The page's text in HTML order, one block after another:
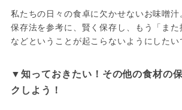
私たちの日々の食卓に欠かせないお味噌
保存法を参考に、賢く保存し、もう「また
などということが起こらないようにしたい
▼知っておきたい！その他の食材の
クしよう！